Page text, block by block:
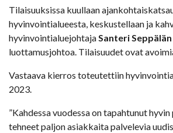
Tilaisuuksissa kuullaan
hyvinvointialueesta, keskustellaan ja
hyvinvointialuejohtajaSanteri Seppälän
luottamusjohtoa. Tilaisuudet ovat
Vastaava kierros toteutettiin
2023.
”Kahdessa vuodessa on tapahtunut
tehneet paljon asiakkaita palvelevia